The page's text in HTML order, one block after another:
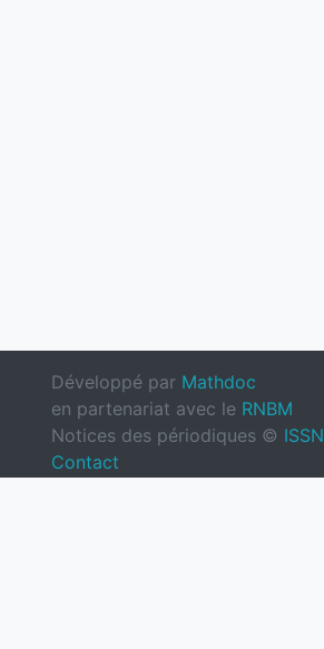
Développé par Mathdoc
en partenariat avec le RNBM
Notices des périodiques © ISSN
Contact